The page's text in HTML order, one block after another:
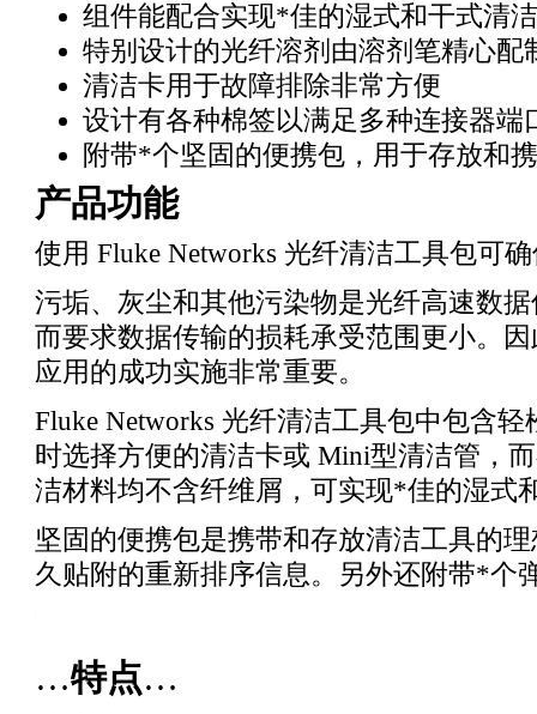
组件能配合实现*佳的湿式和干式清
特别设计的光纤溶剂由溶剂笔精心配
清洁卡用于故障排除非常方便
设计有各种棉签以满足多种连接器端
附带*个坚固的便携包，用于存放和
产品功能
使用 Fluke Networks 光纤清洁工具包可
污垢、灰尘和其他污染物是光纤高速数
而要求数据传输的损耗承受范围更小。
应用的成功实施非常重要。
Fluke Networks 光纤清洁工具包中包含轻
时选择方便的清洁卡或 Mini型清洁管，
洁材料均不含纤维屑，可实现*佳的湿式
坚固的便携包是携带和存放清洁工具的
久贴附的重新排序信息。另外还附带*个
…特点…